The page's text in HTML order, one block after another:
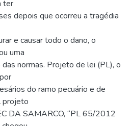
ter
depois que ocorreu a tragédia
e causar todo o dano, o
uma
normas. Projeto de lei (PL), o
do ramo pecuário e de
projeto
DA SAMARCO, “PL 65/2012